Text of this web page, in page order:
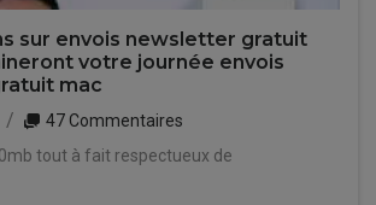
sur envois newsletter gratuit
votre journée envois
mac
47 Commentaires
tout à fait respectueux de